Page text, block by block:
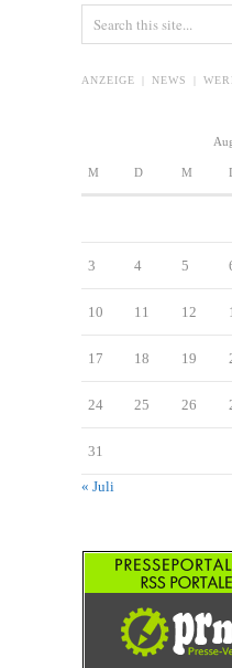
ANZEIGE | NEWS |
M D M
3 4 5
10 11 12
17 18 19
24 25 26
31
« Juli